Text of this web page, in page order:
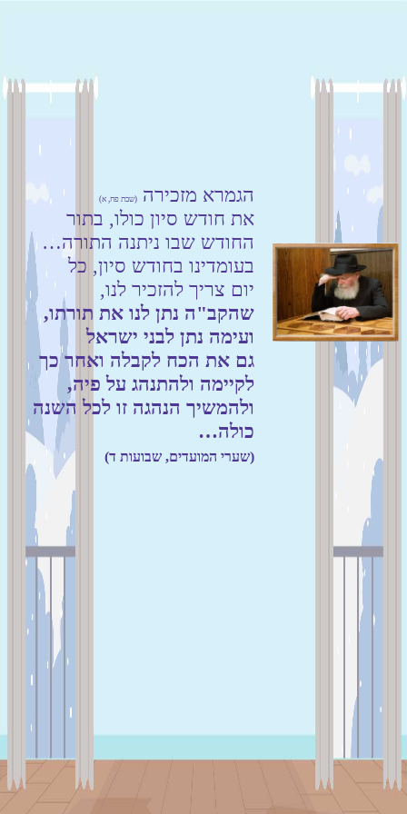
הכיתה החסידית זמינה כעת במסך גדול
הגמרא מזכירה(שבת פח, א)
את חודש סיון כולו, בתור
החודש שבו ניתנה התורה…
בעומדינו בחודש סיון, כל
יום צריך להזכיר לנו,
שהקב"ה נתן לנו את תורתו,
ועימה נתן לבני ישראל
גם את הכח לקבלה ואחר כך
לקיימה ולהתנהג על פיה,
ולהמשיך הנהגה זו לכל השנה
כולה…
(שערי המועדים, שבועות ד)